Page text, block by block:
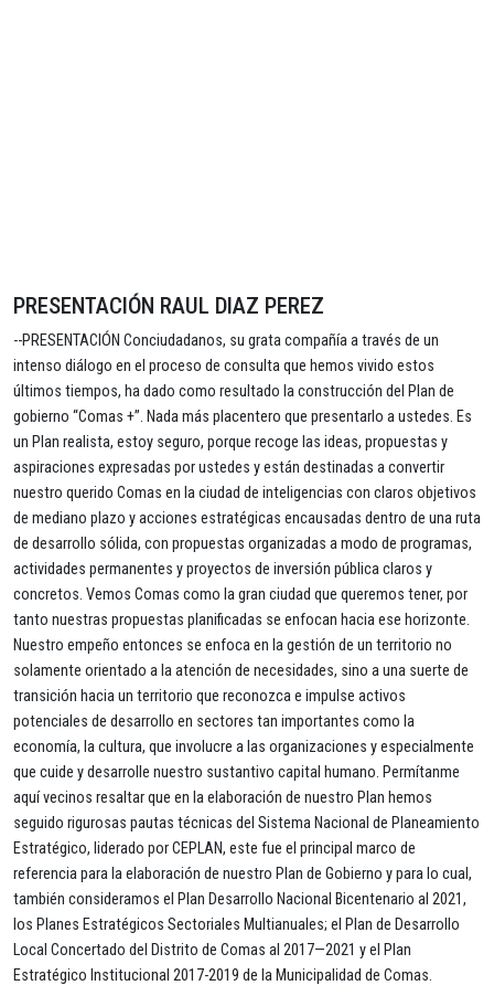
PRESENTACIÓN RAUL DIAZ PEREZ
--PRESENTACIÓN Conciudadanos, su grata compañía a través de un
intenso diálogo en el proceso de consulta que hemos vivido estos
últimos tiempos, ha dado como resultado la construcción del Plan de
gobierno “Comas +”. Nada más placentero que presentarlo a ustedes. Es
un Plan realista, estoy seguro, porque recoge las ideas, propuestas y
aspiraciones expresadas por ustedes y están destinadas a convertir
nuestro querido Comas en la ciudad de inteligencias con claros objetivos
de mediano plazo y acciones estratégicas encausadas dentro de una ruta
de desarrollo sólida, con propuestas organizadas a modo de programas,
actividades permanentes y proyectos de inversión pública claros y
concretos. Vemos Comas como la gran ciudad que queremos tener, por
tanto nuestras propuestas planificadas se enfocan hacia ese horizonte.
Nuestro empeño entonces se enfoca en la gestión de un territorio no
solamente orientado a la atención de necesidades, sino a una suerte de
transición hacia un territorio que reconozca e impulse activos
potenciales de desarrollo en sectores tan importantes como la
economía, la cultura, que involucre a las organizaciones y especialmente
que cuide y desarrolle nuestro sustantivo capital humano. Permítanme
aquí vecinos resaltar que en la elaboración de nuestro Plan hemos
seguido rigurosas pautas técnicas del Sistema Nacional de Planeamiento
Estratégico, liderado por CEPLAN, este fue el principal marco de
referencia para la elaboración de nuestro Plan de Gobierno y para lo cual,
también consideramos el Plan Desarrollo Nacional Bicentenario al 2021,
los Planes Estratégicos Sectoriales Multianuales; el Plan de Desarrollo
Local Concertado del Distrito de Comas al 2017—2021 y el Plan
Estratégico Institucional 2017-2019 de la Municipalidad de Comas.